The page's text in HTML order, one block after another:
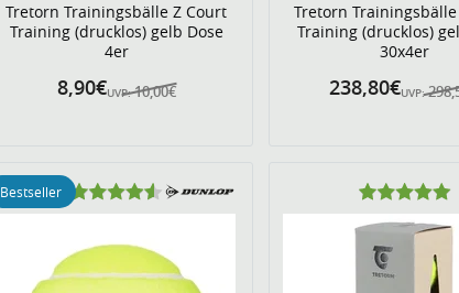
Tretorn Trainingsbälle Z Court
Training (drucklos) gelb Dose
4er
UVP: 10,00€
8,90€
Tretorn
Training (drucklos)
30x4er
UVP:
238,80€
Bestseller